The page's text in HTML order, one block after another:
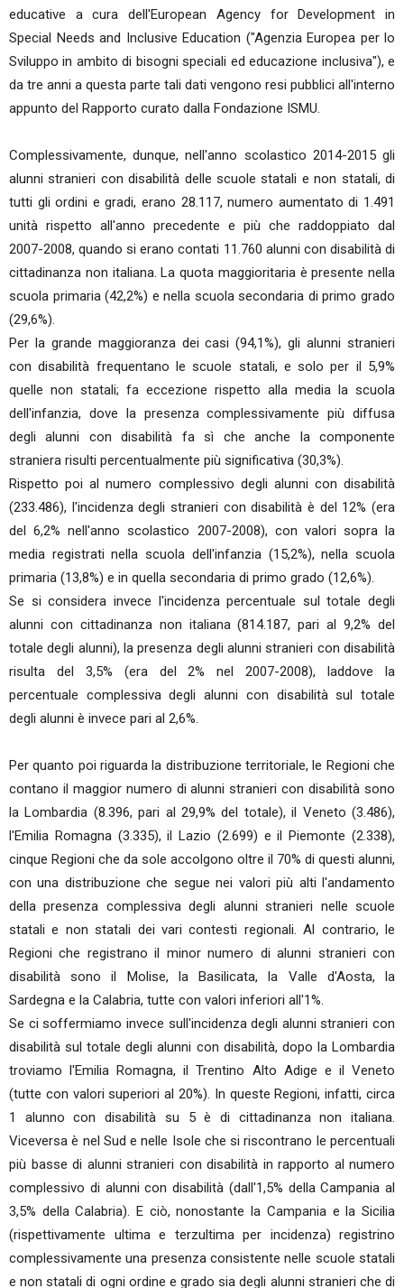
educative a cura dell'European Agency for Development in
Special Needs and Inclusive Education ("Agenzia Europea per lo
Sviluppo in ambito di bisogni speciali ed educazione inclusiva"), e
da tre anni a questa parte tali dati vengono resi pubblici all'interno
appunto del Rapporto curato dalla Fondazione ISMU.
Complessivamente, dunque, nell'anno scolastico 2014-2015 gli
alunni stranieri con disabilità delle scuole statali e non statali, di
tutti gli ordini e gradi, erano 28.117, numero aumentato di 1.491
unità rispetto all'anno precedente e più che raddoppiato dal
2007-2008, quando si erano contati 11.760 alunni con disabilità di
cittadinanza non italiana. La quota maggioritaria è presente nella
scuola primaria (42,2%) e nella scuola secondaria di primo grado
(29,6%).
Per la grande maggioranza dei casi (94,1%), gli alunni stranieri
con disabilità frequentano le scuole statali, e solo per il 5,9%
quelle non statali; fa eccezione rispetto alla media la scuola
dell'infanzia, dove la presenza complessivamente più diffusa
degli alunni con disabilità fa sì che anche la componente
straniera risulti percentualmente più significativa (30,3%).
Rispetto poi al numero complessivo degli alunni con disabilità
(233.486), l'incidenza degli stranieri con disabilità è del 12% (era
del 6,2% nell'anno scolastico 2007-2008), con valori sopra la
media registrati nella scuola dell'infanzia (15,2%), nella scuola
primaria (13,8%) e in quella secondaria di primo grado (12,6%).
Se si considera invece l'incidenza percentuale sul totale degli
alunni con cittadinanza non italiana (814.187, pari al 9,2% del
totale degli alunni), la presenza degli alunni stranieri con disabilità
risulta del 3,5% (era del 2% nel 2007-2008), laddove la
percentuale complessiva degli alunni con disabilità sul totale
degli alunni è invece pari al 2,6%.
Per quanto poi riguarda la distribuzione territoriale, le Regioni che
contano il maggior numero di alunni stranieri con disabilità sono
la Lombardia (8.396, pari al 29,9% del totale), il Veneto (3.486),
l'Emilia Romagna (3.335), il Lazio (2.699) e il Piemonte (2.338),
cinque Regioni che da sole accolgono oltre il 70% di questi alunni,
con una distribuzione che segue nei valori più alti l'andamento
della presenza complessiva degli alunni stranieri nelle scuole
statali e non statali dei vari contesti regionali. Al contrario, le
Regioni che registrano il minor numero di alunni stranieri con
disabilità sono il Molise, la Basilicata, la Valle d'Aosta, la
Sardegna e la Calabria, tutte con valori inferiori all'1%.
Se ci soffermiamo invece sull'incidenza degli alunni stranieri con
disabilità sul totale degli alunni con disabilità, dopo la Lombardia
troviamo l'Emilia Romagna, il Trentino Alto Adige e il Veneto
(tutte con valori superiori al 20%). In queste Regioni, infatti, circa
1 alunno con disabilità su 5 è di cittadinanza non italiana.
Viceversa è nel Sud e nelle Isole che si riscontrano le percentuali
più basse di alunni stranieri con disabilità in rapporto al numero
complessivo di alunni con disabilità (dall'1,5% della Campania al
3,5% della Calabria). E ciò, nonostante la Campania e la Sicilia
(rispettivamente ultima e terzultima per incidenza) registrino
complessivamente una presenza consistente nelle scuole statali
e non statali di ogni ordine e grado sia degli alunni stranieri che di